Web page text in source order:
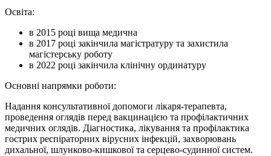
Освіта:
в 2015 році вища медична
в 2017 році закінчила магістратуру та захистила
магістерську роботу
в 2022 році закінчила клінічну ординатуру
Основні напрямки роботи:
Надання консультативної допомоги лікаря-терапевта,
проведення оглядів перед вакцинацією та профілактичних
медичних оглядів. Діагностика, лікування та профілактика
гострих респіраторних вірусних інфекцій, захворювань
дихальної, шлунково-кишкової та серцево-судинної систем.